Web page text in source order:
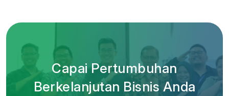
Capai Pertumbuhan
Berkelanjutan Bisnis Anda